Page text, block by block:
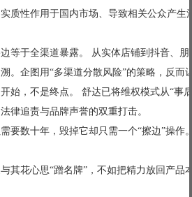
质性作用于国内市场、导致相关公众产
于全渠道暴露。 从实体店铺到抖音、朋
。企图用“多渠道分散风险”的策略，反而
，不是终点。 舒达已将维权模式从“事
律追责与品牌声誉的双重打击。
数十年，毁掉它却只需一个“擦边”操作
花心思“蹭名牌”，不如把精力放回产品